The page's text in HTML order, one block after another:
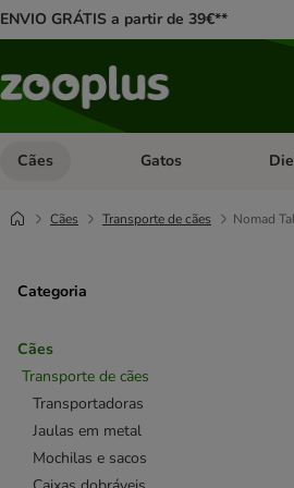
ENVIO GRÁTIS a partir de 39€**
Cães Abrir menu de categoria:
Gatos
Cães Transporte de cães Nomad
Categoria
Cães
Transporte de cães
Transportadoras
Jaulas em metal
Mochilas e sacos